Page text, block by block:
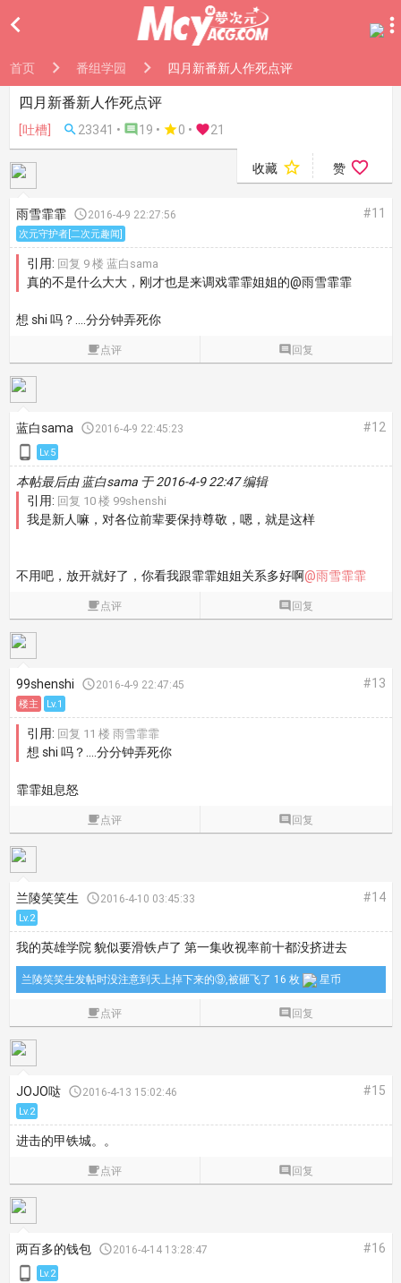

首页 番组学园 四月新番新人作死点评
四月新番新人作死点评
[吐槽]  23341 •  19 • 0 • 21
收藏  赞 
雨雪霏霏 2016-4-9 22:27:56 #11
次元守护者[二次元趣闻]
引用: 回复 9 楼 蓝白sama
真的不是什么大大，刚才也是来调戏霏霏姐姐的@雨雪霏霏
想 shi 吗？....分分钟弄死你
点评  回复
蓝白sama 2016-4-9 22:45:23 #12
 Lv.5
本帖最后由 蓝白sama 于 2016-4-9 22:47 编辑
引用: 回复 10 楼 99shenshi
我是新人嘛，对各位前辈要保持尊敬，嗯，就是这样
不用吧，放开就好了，你看我跟霏霏姐姐关系多好啊@雨雪霏霏
点评  回复
99shenshi 2016-4-9 22:47:45 #13
楼主 Lv.1
引用: 回复 11 楼 雨雪霏霏
想 shi 吗？....分分钟弄死你
霏霏姐息怒
点评  回复
兰陵笑笑生 2016-4-10 03:45:33 #14
Lv.2
我的英雄学院 貌似要滑铁卢了 第一集收视率前十都没挤进去
兰陵笑笑生发帖时没注意到天上掉下来的⑨,被砸飞了 16 枚 星币
点评  回复
JOJO哒 2016-4-13 15:02:46 #15
Lv.2
进击的甲铁城。。
点评  回复
两百多的钱包 2016-4-14 13:28:47 #16
 Lv.2